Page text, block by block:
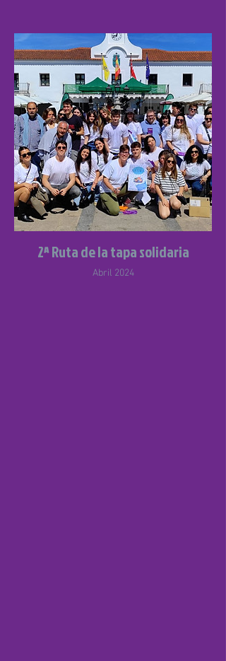
2ª Ruta de la tapa solidaria
Abril 2024